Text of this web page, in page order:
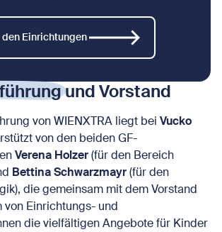
den Einrichtungen
und Vorstand
von WIENXTRA liegt bei Vucko
von den beiden GF-
Verena Holzer(für den Bereich
Bettina Schwarzmayr(für den
die gemeinsam mit dem Vorstand
von Einrichtungs- und
die vielfältigen Angebote für Kinder